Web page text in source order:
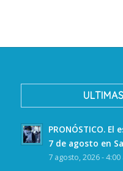
PRONÓSTICO.
7 de agosto en
7 agosto, 2026 - 4:00